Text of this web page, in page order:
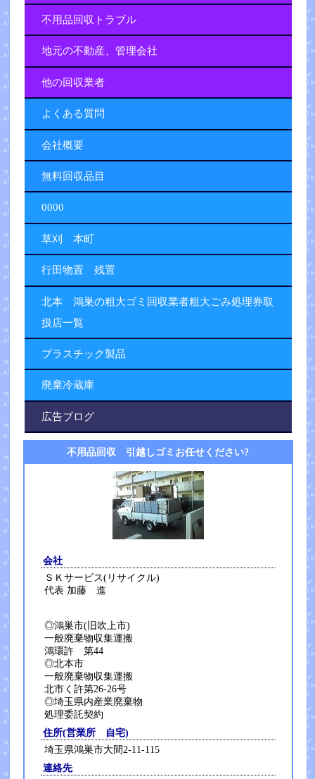
不用品回収トラブル
地元の不動産、管理会社
他の回収業者
よくある質問
会社概要
無料回収品目
0000
草刈 本町
行田物置 残置
北本 鴻巣の粗大ゴミ回収業者粗大ごみ処理券取
扱店一覧
プラスチック製品
廃棄冷蔵庫
広告ブログ
不用品回収 引越しゴミお任せください?
会社
ＳＫサービス(リサイクル)
代表 加藤 進
◎鴻巣市(旧吹上市)
一般廃棄物収集運搬
鴻環許 第44
◎北本市
一般廃棄物収集運搬
北市く許第26-26号
◎埼玉県内産業廃棄物
処理委託契約
住所(営業所 自宅)
埼玉県鴻巣市大間2-11-115
連絡先